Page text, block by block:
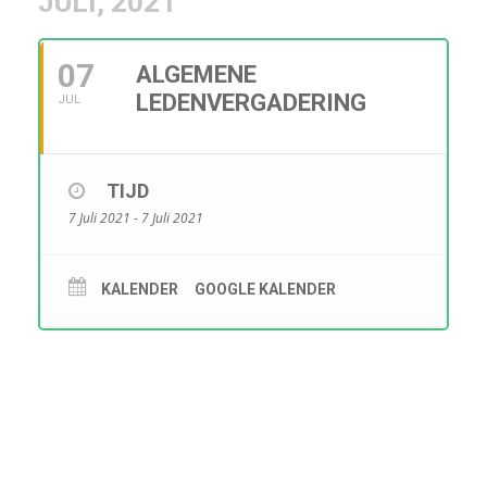
07
JUL
ALGEMENE
LEDENVERGADERING
TIJD
7 Juli 2021 - 7 Juli 2021
KALENDER GOOGLE KALENDER